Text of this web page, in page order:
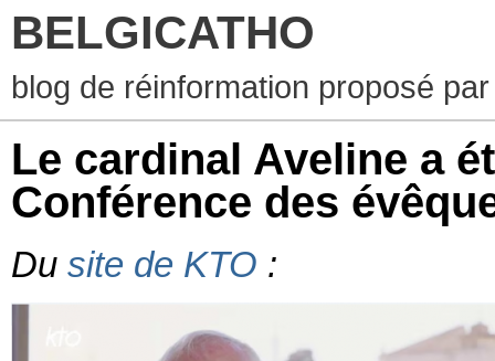
BELGICATHO
blog de réinformation proposé
Le cardinal Aveline a
Conférence des
Du site de KTO :